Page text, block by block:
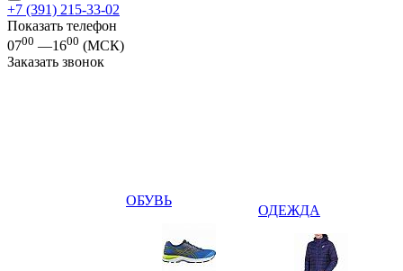
+7 (391) 215-33-02
Показать телефон
0700 —1600 (МСК)
Заказать звонок
ОБУВЬ
ОДЕЖДА